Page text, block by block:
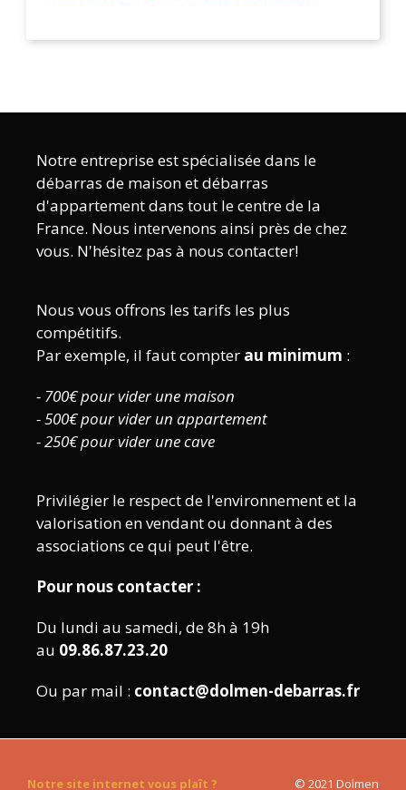
Notre entreprise est spécialisée dans le
débarras de maison et débarras
d'appartement dans tout le centre de la
France. Nous intervenons ainsi près de chez
vous. N'hésitez pas à nous contacter!
Nous vous offrons les tarifs les plus
compétitifs.
Par exemple, il faut compter au minimum :
- 700€ pour vider une maison
- 500€ pour vider un appartement
- 250€ pour vider une cave
Privilégier le respect de l'environnement et la
valorisation en vendant ou donnant à des
associations ce qui peut l'être.
Pour nous contacter :
Du lundi au samedi, de 8h à 19h
au 09.86.87.23.20
Ou par mail : contact@dolmen-debarras.fr
Notre site internet vous plaît ? © 2021 Dolmen